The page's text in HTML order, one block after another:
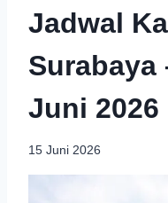
Jadwal
Surabaya
Juni 2026
15 Juni 2026